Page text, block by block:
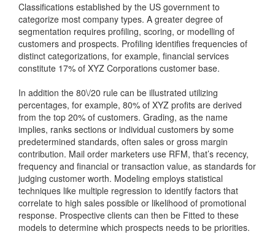
Classifications established by the US government to
categorize most company types. A greater degree of
segmentation requires profiling, scoring, or modelling of
customers and prospects. Profiling identifies frequencies of
distinct categorizations, for example, financial services
constitute 17% of XYZ Corporations customer base.
In addition the 80\/20 rule can be illustrated utilizing
percentages, for example, 80% of XYZ profits are derived
from the top 20% of customers. Grading, as the name
implies, ranks sections or individual customers by some
predetermined standards, often sales or gross margin
contribution. Mail order marketers use RFM, that’s recency,
frequency and financial or transaction value, as standards for
judging customer worth. Modeling employs statistical
techniques like multiple regression to identify factors that
correlate to high sales possible or likelihood of promotional
response. Prospective clients can then be Fitted to these
models to determine which prospects needs to be priorities.